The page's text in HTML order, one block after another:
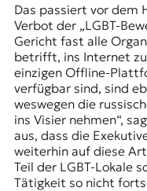
Das passiert vor dem
Verbot der „LGBT-
Gericht fast alle
betrifft, ins Internet
einzigen Offline-
verfügbar sind, sind
weswegen die
ins Visier nehmen“,
aus, dass die
weiterhin auf diese
Teil der LGBT-Lokale
Tätigkeit so nicht